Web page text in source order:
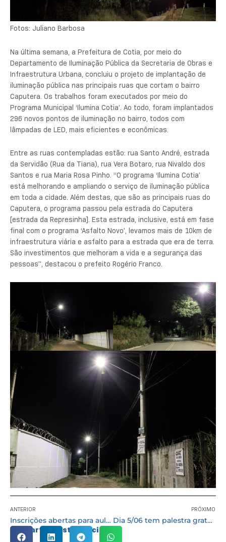
Fotos: Juliano Barbosa
Na última semana, a Prefeitura de Cotia, por meio do
Departamento de Iluminação Pública da Secretaria de Obras e
Infraestrutura Urbana, concluiu o projeto de implantação de
iluminação pública nas principais ruas que cortam o bairro
Caputera. Os trabalhos foram executados por meio do
Programa Municipal ‘Ilumina Cotia’. Ao todo, foram implantados
296 novos pontos de iluminação no bairro, todos com
lâmpadas de LED, mais eficientes e econômicas.
Entre as ruas contempladas estão: rua Santo André, estrada
da Servidão (Rua da Tiana), rua Vera Botaro, rua Nivaldo dos
Santos e rua Maria Rosa Pinho. “O programa ‘Ilumina Cotia’
está melhorando e ampliando o serviço de iluminação pública
em toda a cidade. Além destas, que são as principais ruas do
Caputera, o programa passou pela estrada do Caputera
[estrada da Represinha]. Esta estrada, inclusive, está em fase
final com o programa ‘Asfalto Novo’, levamos mais de 10km de
infraestrutura viária e asfalto para a estrada que era de terra.
São investimentos que melhoram a vida e a segurança das
pessoas”, destacou o prefeito Rogério Franco.
ANTERIOR
Inscrições abertas para aulas gratuitas de percussão e capoeira
PRÓXIMO
Dia 5/06 tem palestra gratuita sobre desenvolvimento sustentável em Cotia
Compartilhe esta notícia: